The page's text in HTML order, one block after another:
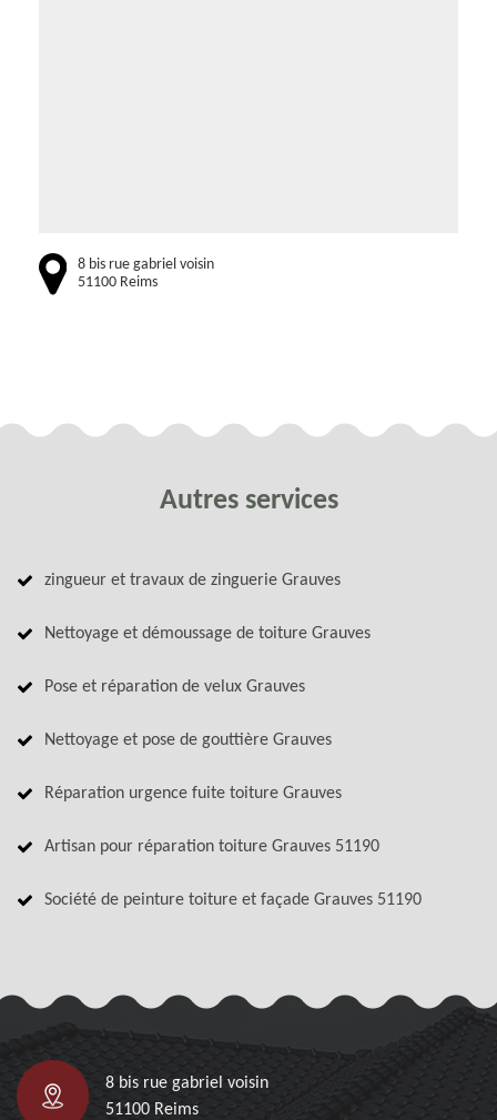
8 bis rue gabriel voisin
51100 Reims
Autres services
zingueur et travaux de zinguerie Grauves
Nettoyage et démoussage de toiture Grauves
Pose et réparation de velux Grauves
Nettoyage et pose de gouttière Grauves
Réparation urgence fuite toiture Grauves
Artisan pour réparation toiture Grauves 51190
Société de peinture toiture et façade Grauves 51190
8 bis rue gabriel voisin
51100 Reims